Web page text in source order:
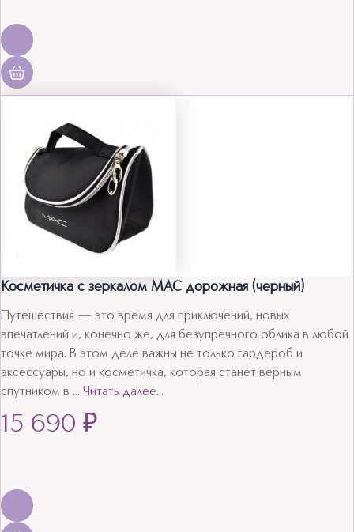
Косметичка с зеркалом MAC дорожная (черный)
Путешествия — это время для приключений, новых
впечатлений и, конечно же, для безупречного облика в любой
точке мира. В этом деле важны не только гардероб и
аксессуары, но и косметичка, которая станет верным
спутником в … Читать далее…
15 690 ₽